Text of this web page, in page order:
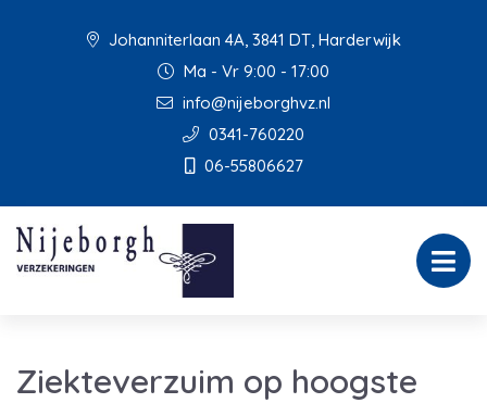
Johanniterlaan 4A, 3841 DT, Harderwijk
Ma - Vr 9:00 - 17:00
info@nijeborghvz.nl
0341-760220
06-55806627
Ziekteverzuim op hoogste